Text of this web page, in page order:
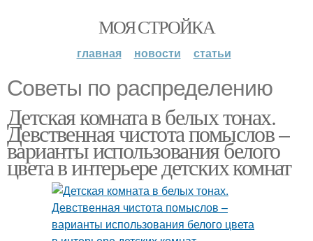
МОЯ СТРОЙКА
главная новости статьи
Советы по распределению
Детская комната в белых тонах.
Девственная чистота помыслов –
варианты использования белого
цвета в интерьере детских комнат